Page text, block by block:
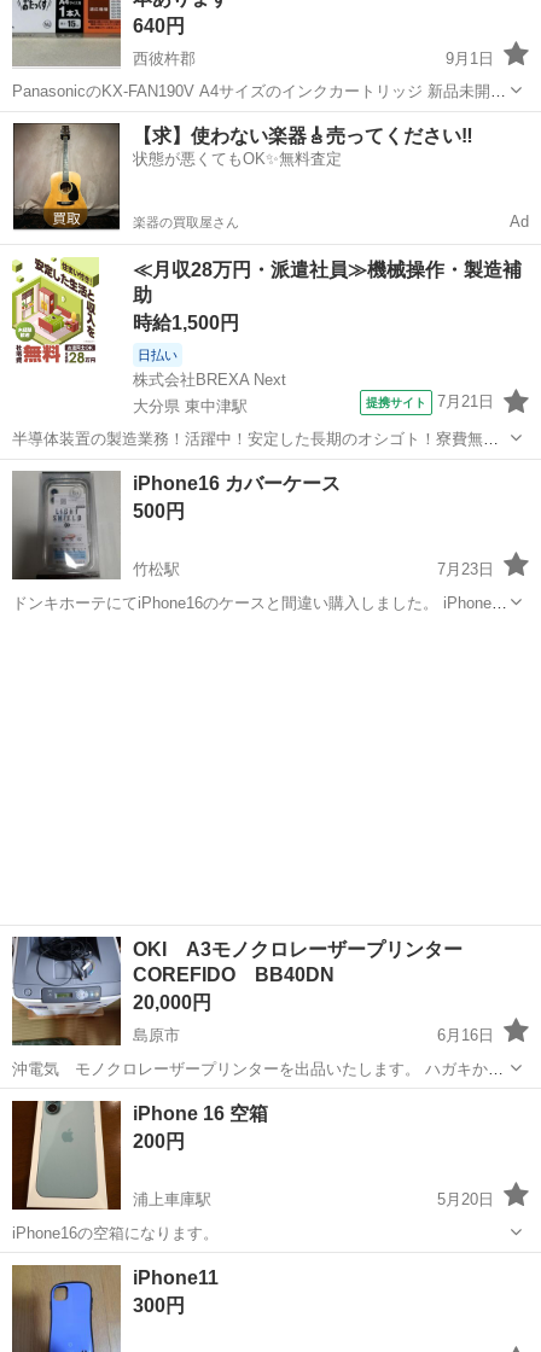
640円
西彼杵郡
9月1日
PanasonicのKX-FAN190V A4サイズのインクカートリッジ 新品未開封
品 表示価格は、１本あたりの単価になります 全部で１0本ありますの
で 必要な本数をお知らせ下さい 発送は、梱包の関係で箱（ケース）...
長崎 西彼杵郡 電話、ＦＡＸ FAN
【求】使わない楽器🎸売ってください‼️
状態が悪くてもOK✨無料査定
楽器の買取屋さん Ad
≪月収28万円・派遣社員≫機械操作・製造補
助
時給1,500円
日払い
株式会社BREXA Next
大分県 東中津駅
提携サイト 7月21日
半導体装置の製造業務！活躍中！安定した長期のオシゴト！寮費無料
★赴任旅費会社負担◎20代～40代の男性活躍中★未経験活躍中！高時
給1,500円！《大分県中津市》 人気の工場のお仕事 ◇半導体装置内部
のシート製造◇ ＊クリー...
大分 中津市 東中津駅 その他
iPhone16 カバーケース
500円
竹松駅
7月23日
ドンキホーテにてiPhone16のケースと間違い購入しました。 iPhone16
OKI A3モノクロレーザープリンター
COREFIDO BB40DN
20,000円
島原市
6月16日
沖電気 モノクロレーザープリンターを出品いたします。 ハガキから
Ａ３サイズまでプリントアウトできます。 カセット２段と手差しトレ
イ付きです。 業務用のプリンターになりますのでプリントスピードも
速いです。 ...
長崎 島原市 電話、ＦＡＸ
iPhone 16 空箱
200円
浦上車庫駅
5月20日
iPhone16の空箱になります。
長崎 長崎市
iPhone11
300円